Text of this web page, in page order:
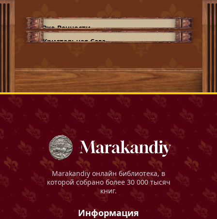
Эхо Вечности
Кристальная Сага
Marakandiy онлайн библиотека, в
которой собрано более 30 000 тысяч
книг.
Информация